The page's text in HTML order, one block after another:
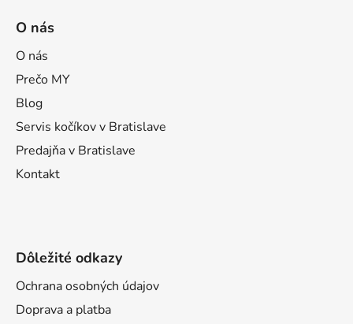
O nás
O nás
Prečo MY
Blog
Servis kočíkov v Bratislave
Predajňa v Bratislave
Kontakt
Dôležité odkazy
Ochrana osobných údajov
Doprava a platba